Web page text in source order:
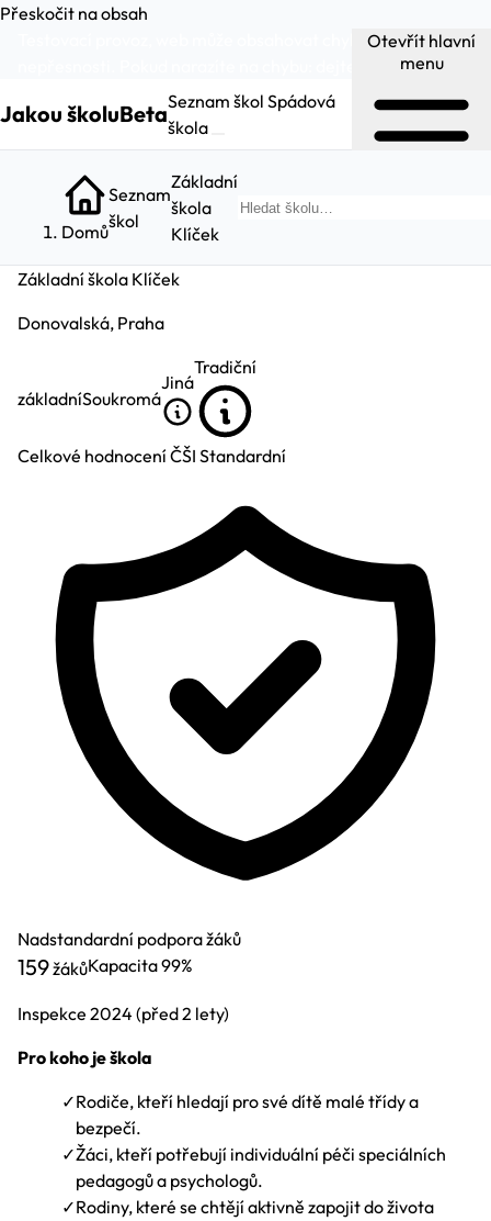
Přeskočit na obsah
Testovací provoz, web může obsahovat chyby a
dejte nám vědět.
Jakou školuBetaSeznam škol Spádová
škola
Otevřít hlavní
menu
Domů
Seznam
škol
Základní
škola
Klíček
Základní škola Klíček
Donovalská, Praha
základníSoukromá
Jiná
Tradiční
Celkové hodnocení ČŠI Standardní
Nadstandardní podpora žáků
159žákůKapacita99%
Inspekce 2024 (před 2 lety)
Pro koho je škola
✓Rodiče, kteří hledají pro své dítě malé třídy a
bezpečí.
✓Žáci, kteří potřebují individuální péči speciálních
pedagogů a psychologů.
✓Rodiny, které se chtějí aktivně zapojit do života